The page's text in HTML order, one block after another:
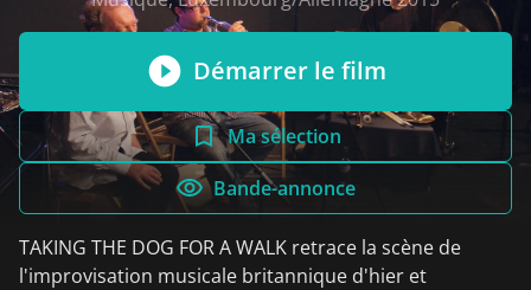
Démarrer le film
Ma sélection
Bande-annonce
TAKING THE DOG FOR A WALK retrace la scène de
l'improvisation musicale britannique d'hier et